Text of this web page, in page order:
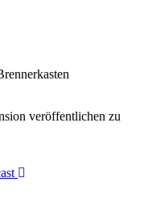
veröffentlichen zu